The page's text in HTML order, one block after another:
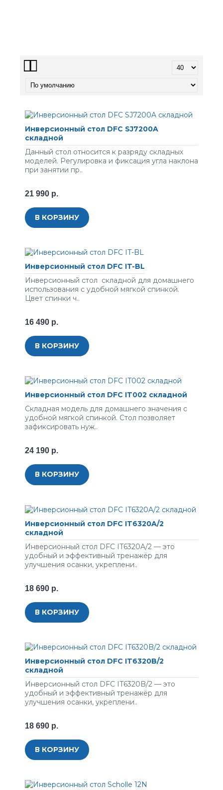
Инверсионный стол DFC SJ7200A
складной
Данный стол относится к разряду складных
моделей. Регулировка и фиксация угла наклона
при занятии пр..
21 990 р.
В КОРЗИНУ
Инверсионный стол DFC IT-BL
Инверсионный стол складной для домашнего
использования с удобной мягкой спинкой.
Цвет спинки ч..
16 490 р.
В КОРЗИНУ
Инверсионный стол DFC IT002 складной
Складная модель для домашнего значения с
удобной мягкой спинкой. Стол позволяет
зафиксировать нуж..
24 190 р.
В КОРЗИНУ
Инверсионный стол DFC IT6320A/2
складной
Инверсионный стол DFC IT6320A/2 — это
удобный и эффективный тренажёр для
улучшения осанки, укреплени..
18 690 р.
В КОРЗИНУ
Инверсионный стол DFC IT6320B/2
складной
Инверсионный стол DFC IT6320B/2 — это
удобный и эффективный тренажёр для
улучшения осанки, укреплени..
18 690 р.
В КОРЗИНУ